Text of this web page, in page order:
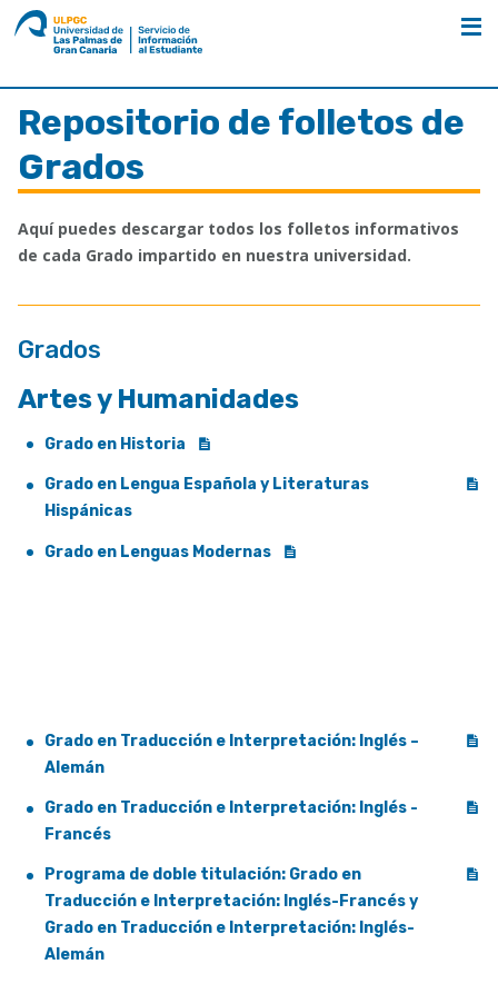
ULPGC
Nombre
unidad
Repositorio de folletos de
Grados
Aquí puedes descargar todos los folletos informativos
de cada Grado impartido en nuestra universidad.
Grados
Artes y Humanidades
Grado en Historia
Grado en Lengua Española y Literaturas
Hispánicas
Grado en Lenguas Modernas
Grado en Traducción e Interpretación: Inglés –
Alemán
Grado en Traducción e Interpretación: Inglés -
Francés
Programa de doble titulación: Grado en
Traducción e Interpretación: Inglés-Francés y
Grado en Traducción e Interpretación: Inglés-
Alemán